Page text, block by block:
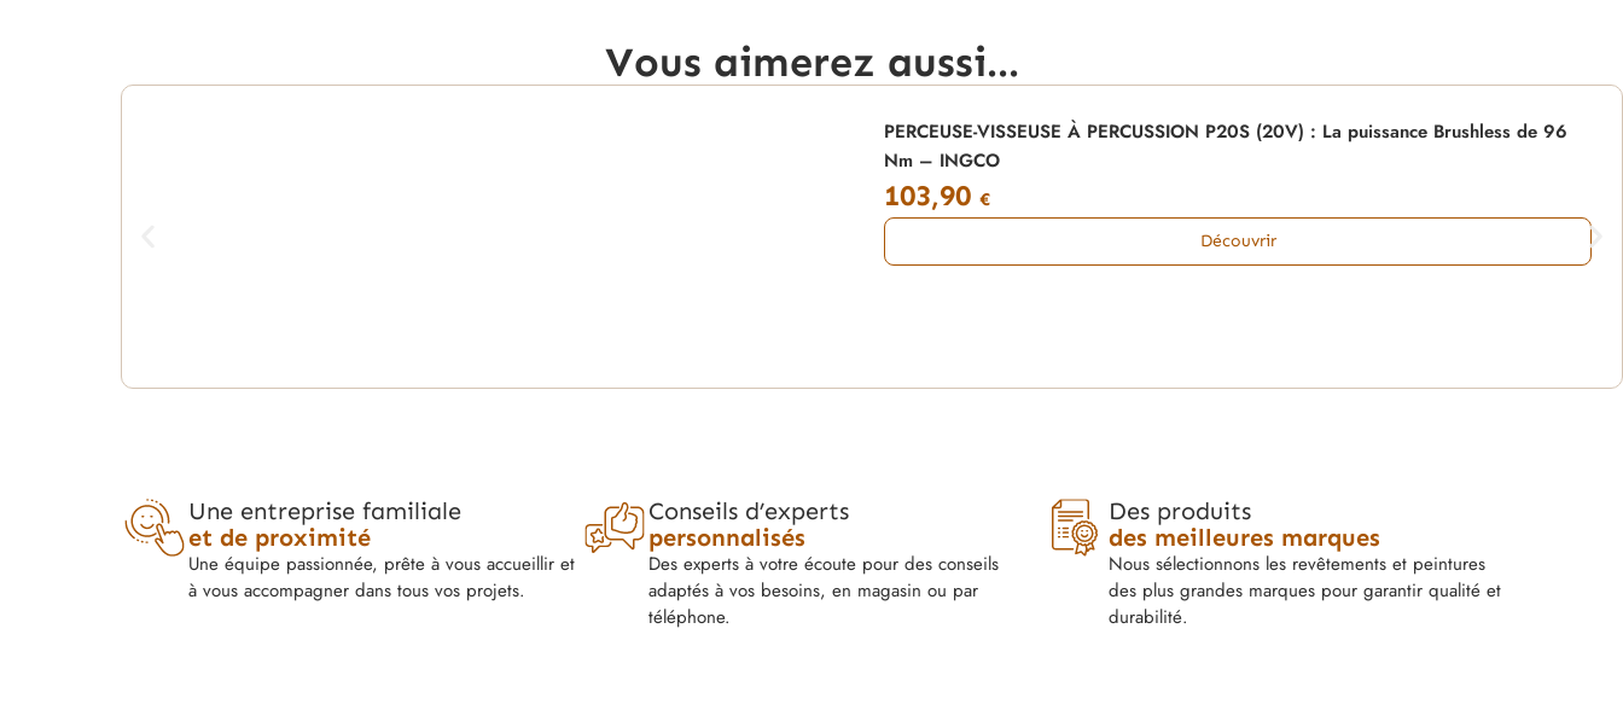
Vous aimerez aussi...
PERCEUSE-VISSEUSE À PERCUSSION P20S (20V) : La puissance Brushless de 96
Nm – INGCO
103,90 €
Découvrir
Une entreprise familiale
et de proximité
Une équipe passionnée, prête à vous accueillir et
à vous accompagner dans tous vos projets.
Conseils d’experts
personnalisés
Des experts à votre écoute pour des conseils
adaptés à vos besoins, en magasin ou par
téléphone.
Des produits
des meilleures marques
Nous sélectionnons les revêtements et peintures
des plus grandes marques pour garantir qualité et
durabilité.